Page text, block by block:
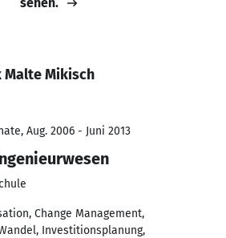
Malte Mikisch
Aug. 2006 - Juni 2013
Change Management,
Investitionsplanung,